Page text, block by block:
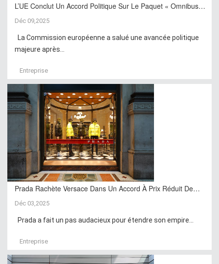
L’UE Conclut Un Accord Politique Sur Le Paquet « Omnibus…
Déc 09,2025
La Commission européenne a salué une avancée politique
majeure après...
Entreprise
Prada Rachète Versace Dans Un Accord À Prix Réduit De…
Déc 03,2025
Prada a fait un pas audacieux pour étendre son empire...
Entreprise